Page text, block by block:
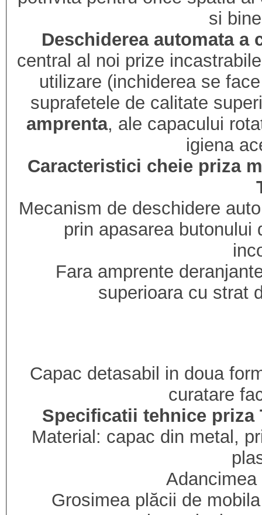
si
Deschiderea automata a
central al noi prize
utilizare (inchiderea se
suprafetele de calitate
amprenta, ale capacului
igiena
Caracteristici cheie priza
Mecanism de deschidere
prin apasarea butonului
Fara amprente
superioara cu strat
Capac detasabil in doua
curatare
Specificatii tehnice priza
Material: capac din metal,
Grosimea plăcii de